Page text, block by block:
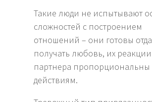
Такие люди не испытывают
сложностей с построением
отношений – они готовы
получать любовь, их
партнера пропорциональны
действиям.